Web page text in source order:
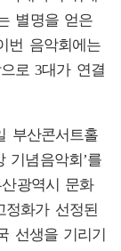
별명을 얻은
번 음악회에는
로 3대가 연결
부산콘서트홀
기념음악회’를
광역시 문화
정화가 선정된
선생을 기리기